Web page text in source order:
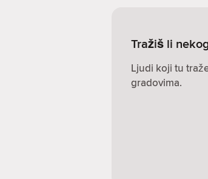
Tražiš li
Ljudi koji tu
gradovima.